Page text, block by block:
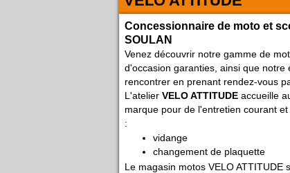
Concessionnaire de moto et
SOULAN
Venez découvrir notre gamme de
d'occasion garanties, ainsi que notre
rencontrer en prenant rendez-vous
L'atelier VELO ATTITUDE accueille
marque pour de l'entretien courant
:
vidange
changement de plaquette
Le magasin motos VELO ATTITUDE